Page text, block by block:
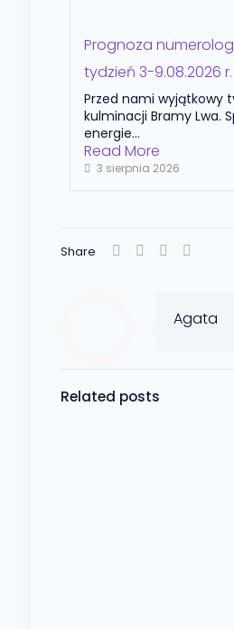
Prognoza
tydzień 3-9.08.2026 r.
Przed nami wyjątkowy
kulminacji Bramy Lwa.
energie...
Read More
3 sierpnia 2026
Share
Agata
Related posts